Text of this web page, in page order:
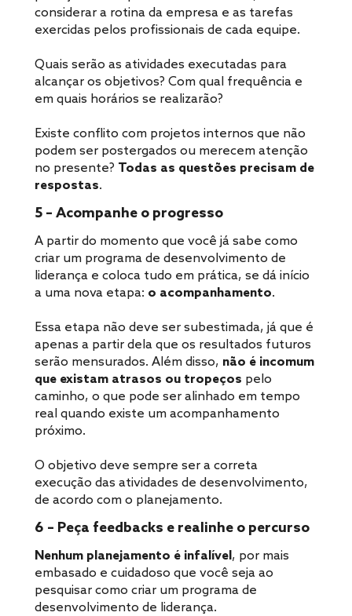
considerar a rotina da empresa e as tarefas
exercidas pelos profissionais de cada equipe.
Quais serão as atividades executadas para
alcançar os objetivos? Com qual frequência e
em quais horários se realizarão?
Existe conflito com projetos internos que não
podem ser postergados ou merecem atenção
no presente? Todas as questões precisam de
respostas.
5 – Acompanhe o progresso
A partir do momento que você já sabe como
criar um programa de desenvolvimento de
liderança e coloca tudo em prática, se dá início
a uma nova etapa: o acompanhamento.
Essa etapa não deve ser subestimada, já que é
apenas a partir dela que os resultados futuros
serão mensurados. Além disso, não é incomum
que existam atrasos ou tropeços pelo
caminho, o que pode ser alinhado em tempo
real quando existe um acompanhamento
próximo.
O objetivo deve sempre ser a correta
execução das atividades de desenvolvimento,
de acordo com o planejamento.
6 – Peça feedbacks e realinhe o percurso
Nenhum planejamento é infalível , por mais
embasado e cuidadoso que você seja ao
pesquisar como criar um programa de
desenvolvimento de liderança.